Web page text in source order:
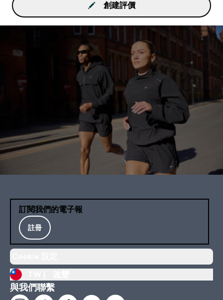
創建評價
訂閱我們的電子報
註冊
與我們聯繫